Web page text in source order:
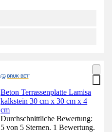
Beton Terrassenplatte Lamisa
kalkstein 30 cm x 30 cm x 4
cm
Durchschnittliche Bewertung:
5 von 5 Sternen. 1 Bewertung.